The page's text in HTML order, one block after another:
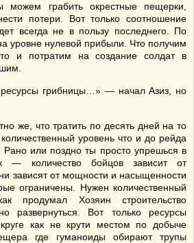
можем грабить окрестные пещерки,
потери. Вот только соотношение
всегда не в пользу последнего. По
уровне нулевой прибыли. Что получим
и потратим на создание солдат в
ресурсы грибницы…» — начал Азиз, но
же, что тратить по десять дней на то
уровень что и до рейда
или поздно ты просто упрешься в
— количество бойцов зависит от
зависят от мощности и насыщенности
ограничены. Нужен количественный
продумал Хозяин строительство
развернуться. Вот только ресурсы
как не крути местом по добыче
где гуманоиды обирают трупы